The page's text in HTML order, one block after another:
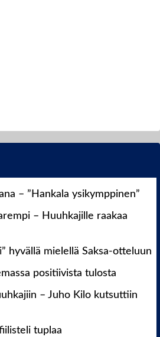
– ”Hankala ysikymppinen”
– Huuhkajille raakaa
hyvällä mielellä Saksa-otteluun
positiivista tulosta
– Juho Kilo kutsuttiin
tuplaa